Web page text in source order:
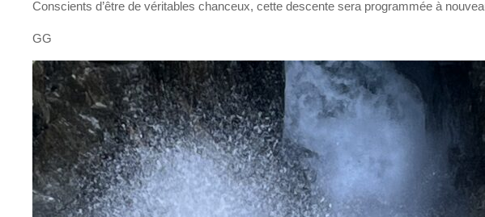
Conscients d’être de véritables chanceux, cette descente sera programmée à
GG